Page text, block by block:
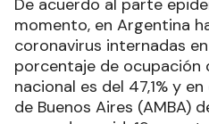
De acuerdo al parte
momento, en Argentina
coronavirus internadas
porcentaje de ocupación
nacional es del 47,1% y
de Buenos Aires (AMBA)